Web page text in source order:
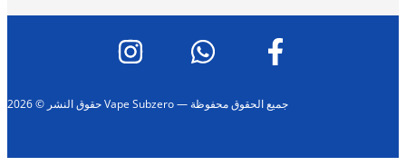
حقوق النشر © 2026 Vape Subzero — جميع الحقوق محفوظة